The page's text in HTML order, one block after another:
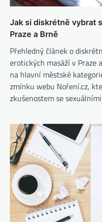
Jak si diskrétně vybrat
Praze a Brně
Přehledný článek o
erotických masáží v Praze
na hlavní městské
zmínku webu Noření.cz,
zkušenostem se